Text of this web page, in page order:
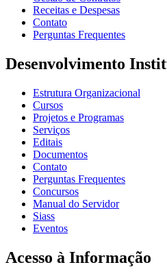
Receitas e Despesas
Contato
Perguntas Frequentes
Desenvolvimento
Estrutura Organizacional
Cursos
Projetos e Programas
Serviços
Editais
Documentos
Contato
Perguntas Frequentes
Concursos
Manual do Servidor
Siass
Eventos
Acesso à Informação